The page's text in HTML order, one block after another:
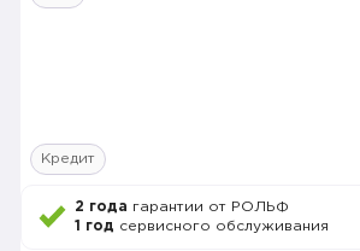
Кредит
2 года гарантии от РОЛЬФ
1 год сервисного обслуживания